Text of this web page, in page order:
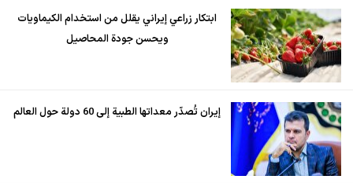
ابتكار زراعي إيراني يقلل من استخدام الكيماويات
ويحسن جودة المحاصيل
إيران تُصدّر معداتها الطبية إلى 60 دولة حول العالم